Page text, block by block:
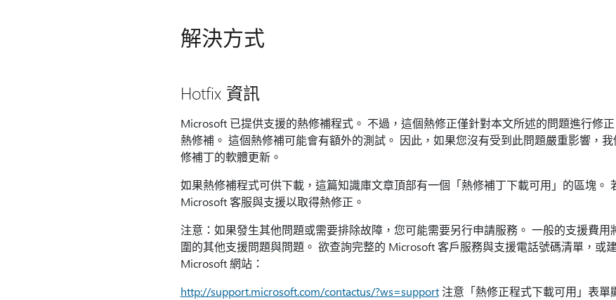
解決方式
Hotfix 資訊
Microsoft 已提供支援的熱修補程式。 不過，這個熱修正僅針對本文所述的問題進行修
熱修補。 這個熱修補可能會有額外的測試。 因此，如果您沒有受到此問題嚴重影響，
修補丁的軟體更新。
如果熱修補程式可供下載，這篇知識庫文章頂部有一個「熱修補丁下載可用」的區塊。
Microsoft 客服與支援以取得熱修正。
注意：如果發生其他問題或需要排除故障，您可能需要另行申請服務。 一般的支援費
圍的其他支援問題與問題。 欲查詢完整的 Microsoft 客戶服務與支援電話號碼清單，或
Microsoft 網站：
http://support.microsoft.com/contactus/?ws=support注意「熱修正程式下載可用」表單